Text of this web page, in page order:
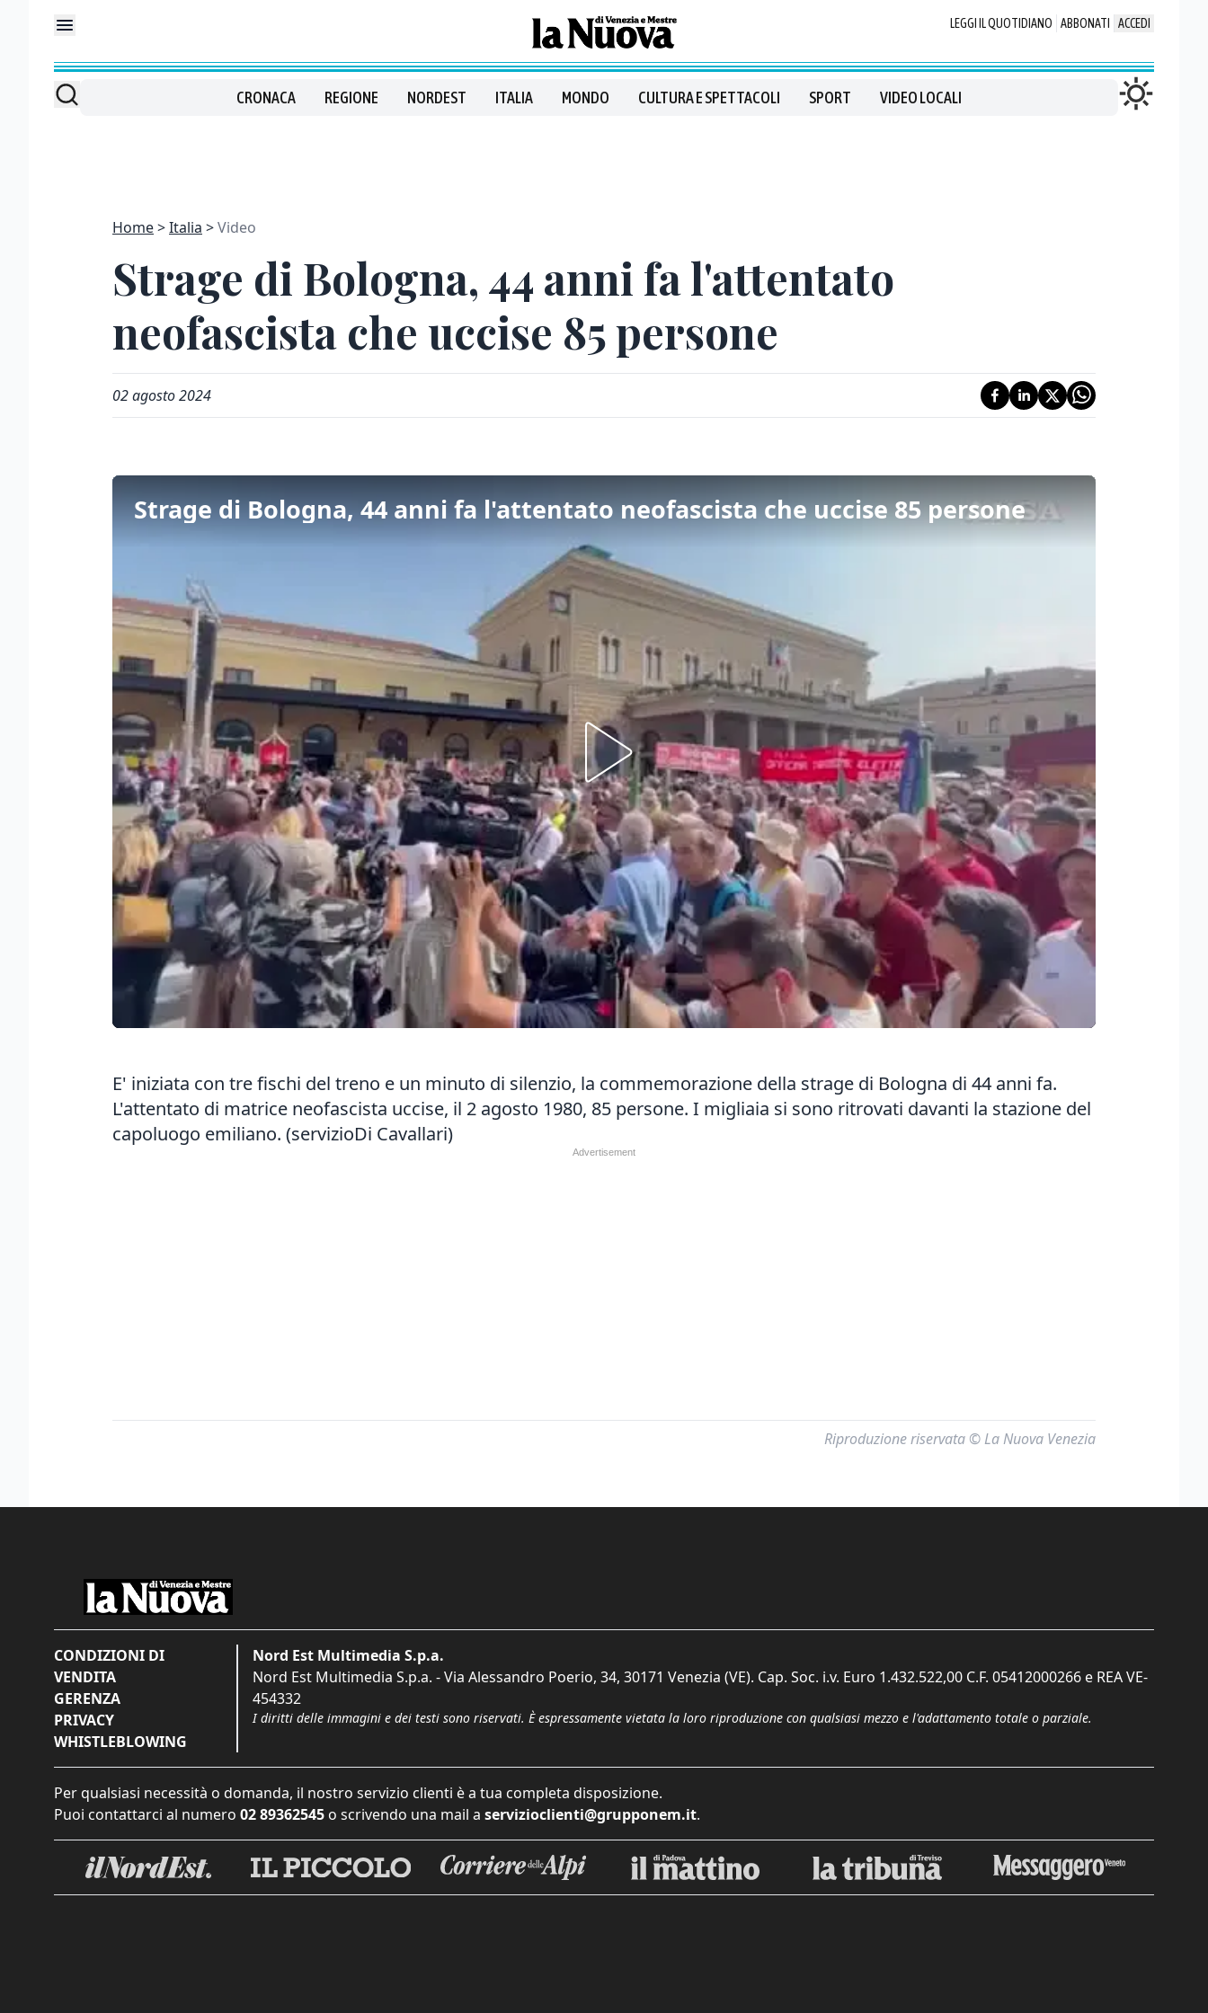
LEGGI IL QUOTIDIANO ABBONATI ACCEDI
CRONACA REGIONE NORDEST ITALIA MONDO CULTURA E SPETTACOLI SPORT VIDEO LOCALI
Home Italia Video
Strage di Bologna, 44 anni fa l'attentato
neofascista che uccise 85 persone
02 agosto 2024
Strage di Bologna, 44 anni fa l'attentato neofascista che uccise 85 persone
E' iniziata con tre fischi del treno e un minuto di silenzio, la commemorazione della strage di Bologna di 44 anni fa.
L'attentato di matrice neofascista uccise, il 2 agosto 1980, 85 persone. I migliaia si sono ritrovati davanti la stazione del
capoluogo emiliano. (servizioDi Cavallari)
Riproduzione riservata © La Nuova Venezia
CONDIZIONI DI
VENDITA
GERENZA
PRIVACY
WHISTLEBLOWING
Nord Est Multimedia S.p.a.
Nord Est Multimedia S.p.a. - Via Alessandro Poerio, 34, 30171 Venezia (VE). Cap. Soc. i.v. Euro 1.432.522,00 C.F. 05412000266 e REA VE-
454332
I diritti delle immagini e dei testi sono riservati. È espressamente vietata la loro riproduzione con qualsiasi mezzo e l'adattamento totale o parziale.
Per qualsiasi necessità o domanda, il nostro servizio clienti è a tua completa disposizione.
Puoi contattarci al numero 02 89362545 o scrivendo una mail a servizioclienti@grupponem.it.